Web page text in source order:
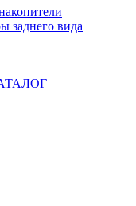
заднего вида